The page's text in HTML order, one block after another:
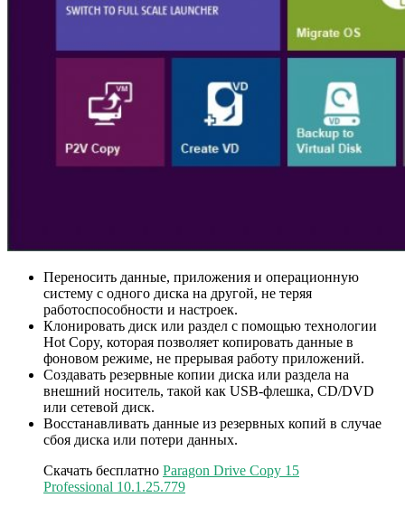
Переносить данные, приложения и операционную
систему с одного диска на другой, не теряя
работоспособности и настроек.
Клонировать диск или раздел с помощью технологии
Hot Copy, которая позволяет копировать данные в
фоновом режиме, не прерывая работу приложений.
Создавать резервные копии диска или раздела на
внешний носитель, такой как USB-флешка, CD/DVD
или сетевой диск.
Восстанавливать данные из резервных копий в случае
сбоя диска или потери данных.
Скачать бесплатно Paragon Drive Copy 15
Professional 10.1.25.779